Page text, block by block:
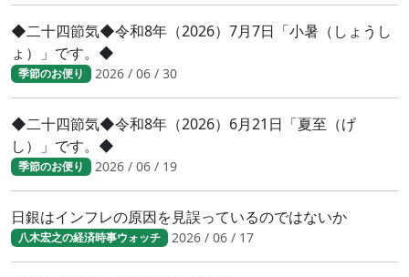
◆二十四節気◆令和8年（2026）7月7日「小暑（しょうし
ょ）」です。◆
季節のお便り 2026 / 06 / 30
◆二十四節気◆令和8年（2026）6月21日「夏至（げ
し）」です。◆
季節のお便り 2026 / 06 / 19
日銀はインフレの原因を見誤っているのではないか
八木宏之の経済時事ウォッチ 2026 / 06 / 17